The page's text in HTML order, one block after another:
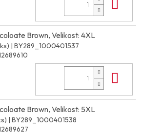
Brown, Velikost: 4XL
| BY289_1000401537
Brown, Velikost: 5XL
| BY289_1000401538